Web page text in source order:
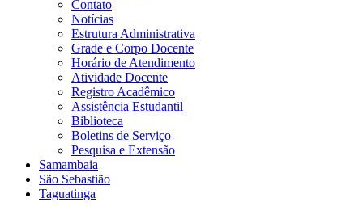
Contato
Notícias
Estrutura Administrativa
Grade e Corpo Docente
Horário de Atendimento
Atividade Docente
Registro Acadêmico
Assistência Estudantil
Biblioteca
Boletins de Serviço
Pesquisa e Extensão
Samambaia
São Sebastião
Taguatinga